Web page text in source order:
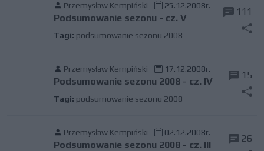
Przemysław Kempiński 25.12.2008r.
Podsumowanie sezonu - cz. V
Tagi: podsumowanie sezonu 2008
111
Przemysław Kempiński 17.12.2008r.
Podsumowanie sezonu 2008 - cz. IV
Tagi: podsumowanie sezonu 2008
15
Przemysław Kempiński 02.12.2008r.
Podsumowanie sezonu 2008 - cz. III
26